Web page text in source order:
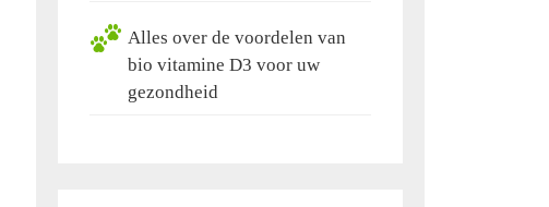
Alles over de voordelen van
bio vitamine D3 voor uw
gezondheid